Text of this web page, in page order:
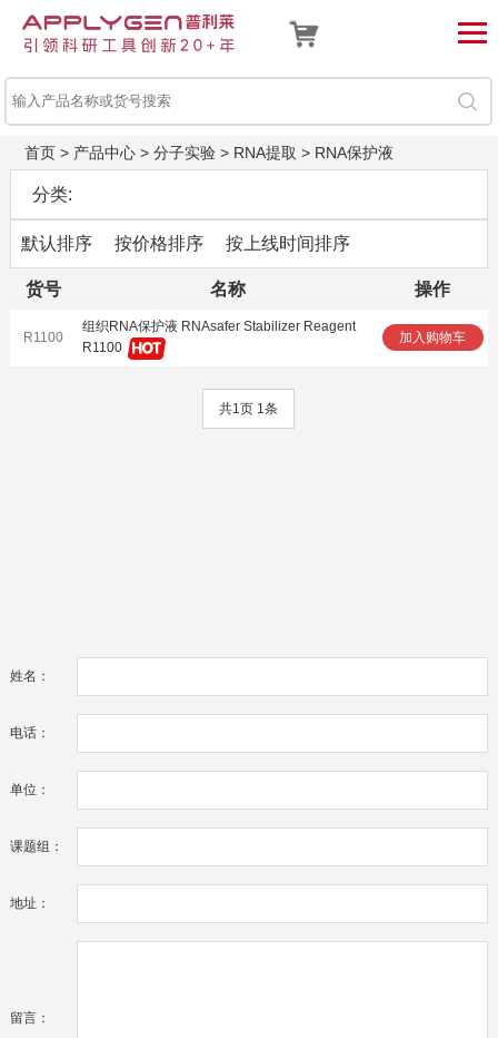
首页> 产品中心> 分子实验> RNA提取 > RNA保护液
分类:
默认排序 按价格排序 按上线时间排序
货号 名称 操作
R1100
组织RNA保护液 RNAsafer Stabilizer Reagent
R1100
加入购物车
共1页 1条
姓名：
电话：
单位：
课题组：
地址：
留言：